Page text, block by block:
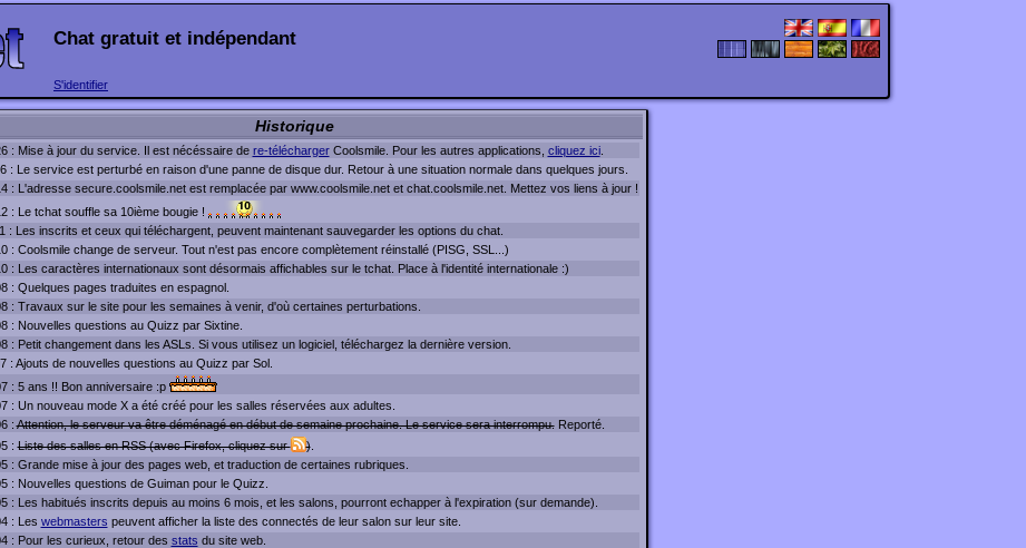
Chat gratuit et indépendant
S'identifier
Historique
: Mise à jour du service. Il est nécéssaire de re-téléchargerCoolsmile. Pour les autres applications, cliquez ici.
: Le service est perturbé en raison d'une panne de disque dur. Retour à une situation normale dans quelques jours.
: L'adresse secure.coolsmile.net est remplacée par www.coolsmile.net et chat.coolsmile.net. Mettez vos liens à jour !
: Le tchat souffle sa 10ième bougie !
: Les inscrits et ceux qui téléchargent, peuvent maintenant sauvegarder les options du chat.
: Coolsmile change de serveur. Tout n'est pas encore complètement réinstallé (PISG, SSL...)
: Les caractères internationaux sont désormais affichables sur le tchat. Place à l'identité internationale :)
: Quelques pages traduites en espagnol.
: Travaux sur le site pour les semaines à venir, d'où certaines perturbations.
: Nouvelles questions au Quizz par Sixtine.
: Petit changement dans les ASLs. Si vous utilisez un logiciel, téléchargez la dernière version.
: Ajouts de nouvelles questions au Quizz par Sol.
: 5 ans !! Bon anniversaire :p
: Un nouveau mode X a été créé pour les salles réservées aux adultes.
:Attention, le serveur va être déménagé en début de semaine prochaine. Le service sera interrompu.Reporté.
:Liste des salles en RSS (avec Firefox, cliquez sur ).
: Grande mise à jour des pages web, et traduction de certaines rubriques.
: Nouvelles questions de Guiman pour le Quizz.
: Les habitués inscrits depuis au moins 6 mois, et les salons, pourront echapper à l'expiration (sur demande).
: Les webmasters peuvent afficher la liste des connectés de leur salon sur leur site.
: Pour les curieux, retour des stats du site web.